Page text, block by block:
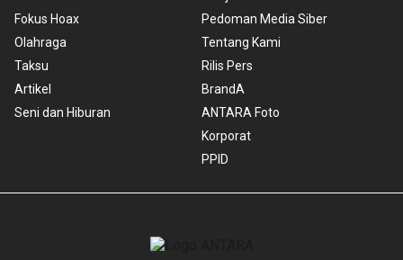
Fokus Hoax
Olahraga
Taksu
Artikel
Seni dan Hiburan
Pedoman Media Siber
Tentang Kami
Rilis Pers
BrandA
ANTARA Foto
Korporat
PPID